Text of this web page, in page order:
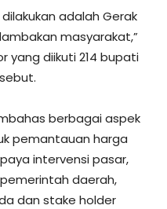
adalah Gerak
masyarakat,”
yang diikuti 214 bupati
berbagai aspek
pemantauan harga
intervensi pasar,
daerah,
dan stake holder